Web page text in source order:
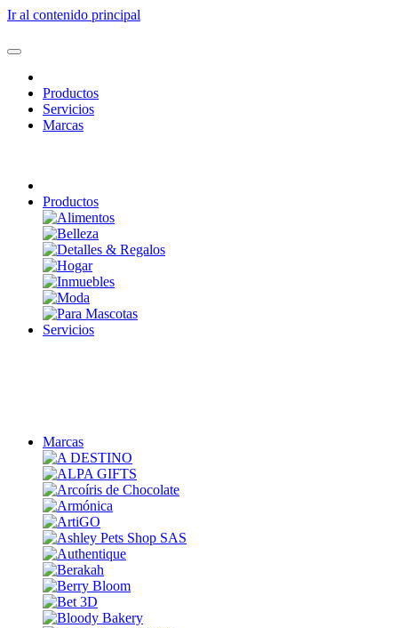
Ir al contenido principal
Productos
Servicios
Marcas
Productos
Servicios
Marcas